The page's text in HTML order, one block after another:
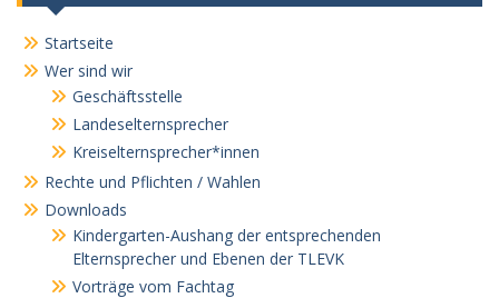
Startseite
Wer sind wir
Geschäftsstelle
Landeselternsprecher
Kreiselternsprecher*innen
Rechte und Pflichten / Wahlen
Downloads
Kindergarten-Aushang der entsprechenden
Elternsprecher und Ebenen der TLEVK
Vorträge vom Fachtag